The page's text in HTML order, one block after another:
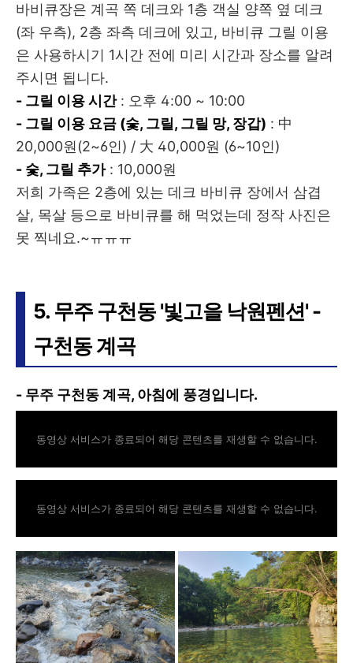
바비큐장은 계곡 쪽 데크와 1층 객실 양쪽 옆 데크
(좌 우측), 2층 좌측 데크에 있고, 바비큐 그릴 이용
은 사용하시기 1시간 전에 미리 시간과 장소를 알려
주시면 됩니다.
- 그릴 이용 시간: 오후 4:00 ~ 10:00
- 그릴 이용 요금 (숯, 그릴, 그릴 망, 장갑) : 中
20,000원(2~6인) / 大 40,000원 (6~10인)
- 숯, 그릴 추가: 10,000원
저희 가족은 2층에 있는 데크 바비큐 장에서 삼겹
살, 목살 등으로 바비큐를 해 먹었는데 정작 사진은
못 찍네요.~ㅠㅠㅠ
5. 무주 구천동 '빛고을 낙원펜션' -
구천동 계곡
- 무주 구천동 계곡, 아침에 풍경입니다.
동영상 서비스가 종료되어 해당 콘텐츠를 재생할 수 없습니다.
동영상 서비스가 종료되어 해당 콘텐츠를 재생할 수 없습니다.